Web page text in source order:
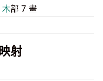
⽊部 7 畫
射